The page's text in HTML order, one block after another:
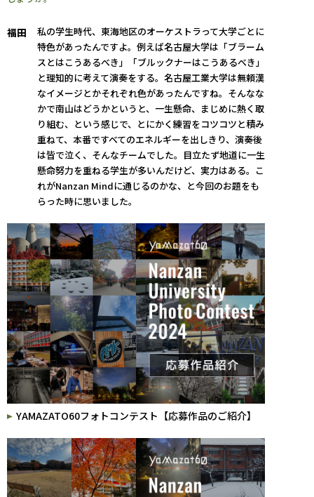
福田
私の学生時代、東海地区のオーケストラって大学ごとに
特色があったんですよ。例えば名古屋大学は「ブラーム
スとはこうあるべき」「ブルックナーはこうあるべき」
と理知的に考えて演奏をする。名古屋工業大学は無頼漢
なイメージとかそれぞれ色があったんですね。そんなな
かで南山はどうかというと、一生懸命、まじめに熱く取
り組む、という感じで、とにかく練習をコツコツと積み
重ねて、本番ですべてのエネルギーを出しきり、演奏後
は皆で泣く、そんなチームでした。目立たず地道に一生
懸命努力を重ねる学生が多いんだけど、実力はある。こ
れがNanzan Mindに通じるのかな、と今回のお題をも
らった時に思いました。
YAMAZATO60フォトコンテスト【応募作品のご紹介】